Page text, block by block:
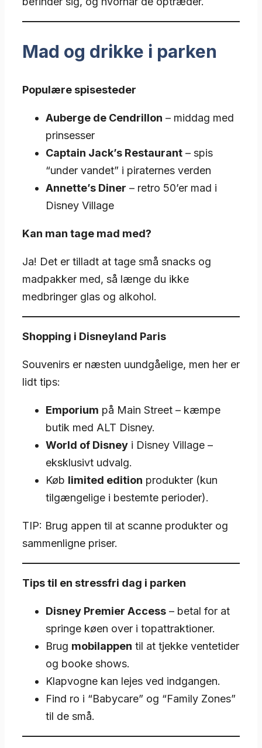
Mad og drikke i parken
Populære spisesteder
Auberge de Cendrillon – middag med
prinsesser
Captain Jack’s Restaurant – spis
“under vandet” i piraternes verden
Annette’s Diner – retro 50’er mad i
Disney Village
Kan man tage mad med?
Ja! Det er tilladt at tage små snacks og
madpakker med, så længe du ikke
medbringer glas og alkohol.
Shopping i Disneyland Paris
Souvenirs er næsten uundgåelige, men her er
lidt tips:
Emporium på Main Street – kæmpe
butik med ALT Disney.
World of Disney i Disney Village –
eksklusivt udvalg.
Køb limited edition produkter (kun
tilgængelige i bestemte perioder).
TIP: Brug appen til at scanne produkter og
sammenligne priser.
Tips til en stressfri dag i parken
Disney Premier Access – betal for at
springe køen over i topattraktioner.
Brug mobilappen til at tjekke ventetider
og booke shows.
Klapvogne kan lejes ved indgangen.
Find ro i “Babycare” og “Family Zones”
til de små.